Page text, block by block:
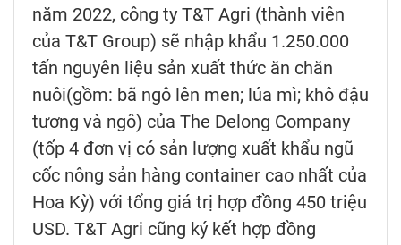
năm 2022, công ty T&T Agri (thành viên
của T&T Group) sẽ nhập khẩu 1.250.000
tấn nguyên liệu sản xuất thức ăn chăn
nuôi(gồm: bã ngô lên men; lúa mì; khô đậu
tương và ngô) của The Delong Company
(tốp 4 đơn vị có sản lượng xuất khẩu ngũ
cốc nông sản hàng container cao nhất của
Hoa Kỳ) với tổng giá trị hợp đồng 450 triệu
USD. T&T Agri cũng ký kết hợp đồng